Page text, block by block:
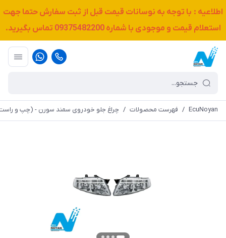
اطلاعیه : با توجه به نوسانات قیمت قبل از ثبت سفارش حتما جهت
استعلام قیمت و موجودی با شماره09375482200 تماس بگیرید.
EcuNoyan
/ فهرست محصولات / چراغ جلو خودروی سمند سورن - (چپ و